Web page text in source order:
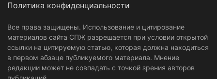
Политика конфиденциальности
Все права защищены. Использование и цитирование
материалов сайта СПЖ разрешается при условии открытой
ссылки на цитируемую статью, которая должна находиться
в первом абзаце публикуемого материала. Мнение
редакции может не совпадать с точкой зрения авторов